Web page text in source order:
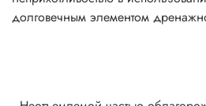
долговечным элементом